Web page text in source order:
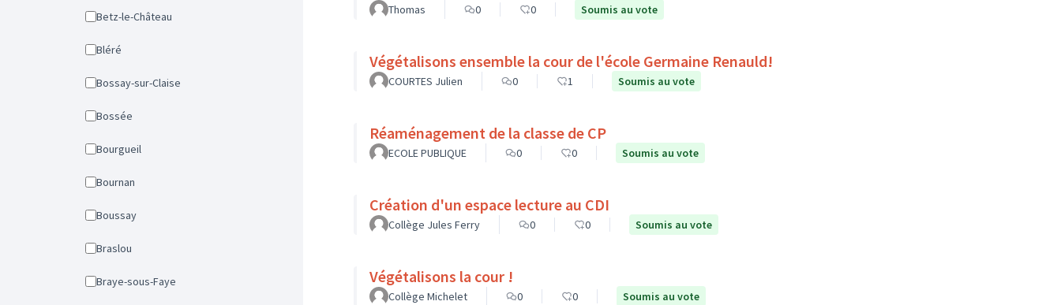
Betz-le-Château
Bléré
Bossay-sur-Claise
Bossée
Bourgueil
Bournan
Boussay
Braslou
Braye-sous-Faye
Thomas 0 0 Soumis au vote
Végétalisons ensemble la cour de l'école Germaine Renauld!
COURTES Julien 0 1 Soumis au vote
Réaménagement de la classe de CP
ECOLE PUBLIQUE 0 0 Soumis au vote
Création d'un espace lecture au CDI
Collège Jules Ferry 0 0 Soumis au vote
Végétalisons la cour !
Collège Michelet 0 0 Soumis au vote